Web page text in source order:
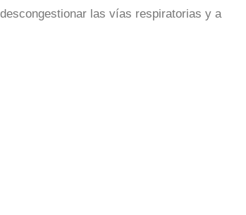
las vías respiratorias y a